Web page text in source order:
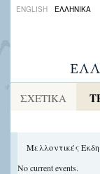
ENGLISH ΕΛΛΗΝΙΚΑ
ΣΧΕΤΙΚΑ
Μελλοντικές
No current events.